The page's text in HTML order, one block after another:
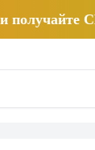
получайте